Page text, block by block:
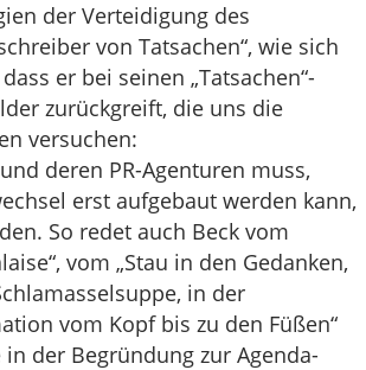
der Verteidigung des
von Tatsachen“, wie sich
er bei seinen „Tatsachen“-
zurückgreift, die uns die
versuchen:
deren PR-Agenturen muss,
erst aufgebaut werden kann,
So redet auch Beck vom
vom „Stau in den Gedanken,
in der
vom Kopf bis zu den Füßen“
der Begründung zur Agenda-